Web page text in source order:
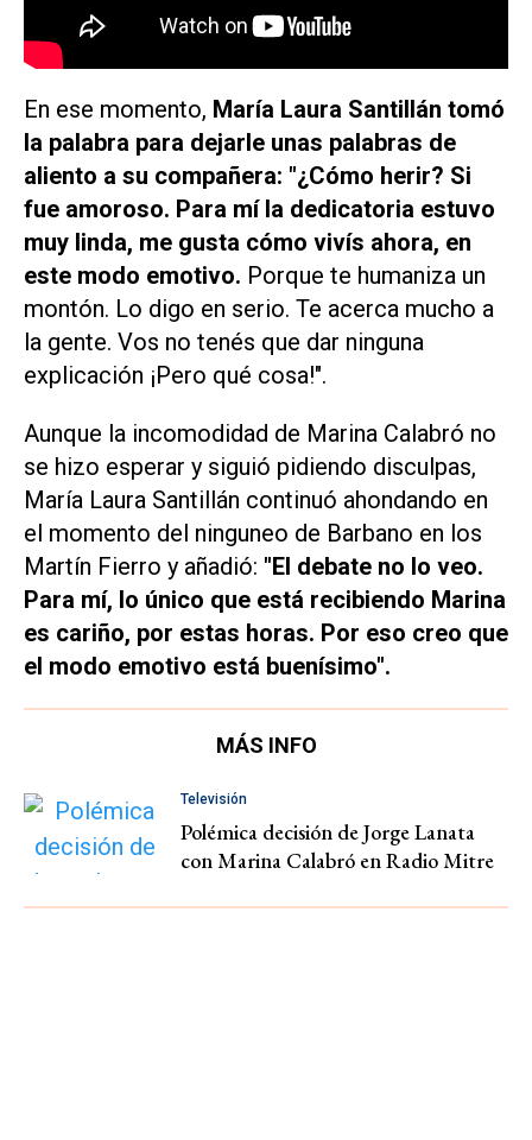
En ese momento, María Laura Santillán tomó
la palabra para dejarle unas palabras de
aliento a su compañera: "¿Cómo herir? Si
fue amoroso. Para mí la dedicatoria estuvo
muy linda, me gusta cómo vivís ahora, en
este modo emotivo. Porque te humaniza un
montón. Lo digo en serio. Te acerca mucho a
la gente. Vos no tenés que dar ninguna
explicación ¡Pero qué cosa!".
Aunque la incomodidad de Marina Calabró no
se hizo esperar y siguió pidiendo disculpas,
María Laura Santillán continuó ahondando en
el momento del ninguneo de Barbano en los
Martín Fierro y añadió: "El debate no lo veo.
Para mí, lo único que está recibiendo Marina
es cariño, por estas horas. Por eso creo que
el modo emotivo está buenísimo".
MÁS INFO
Televisión
Polémica decisión de Jorge Lanata
con Marina Calabró en Radio Mitre